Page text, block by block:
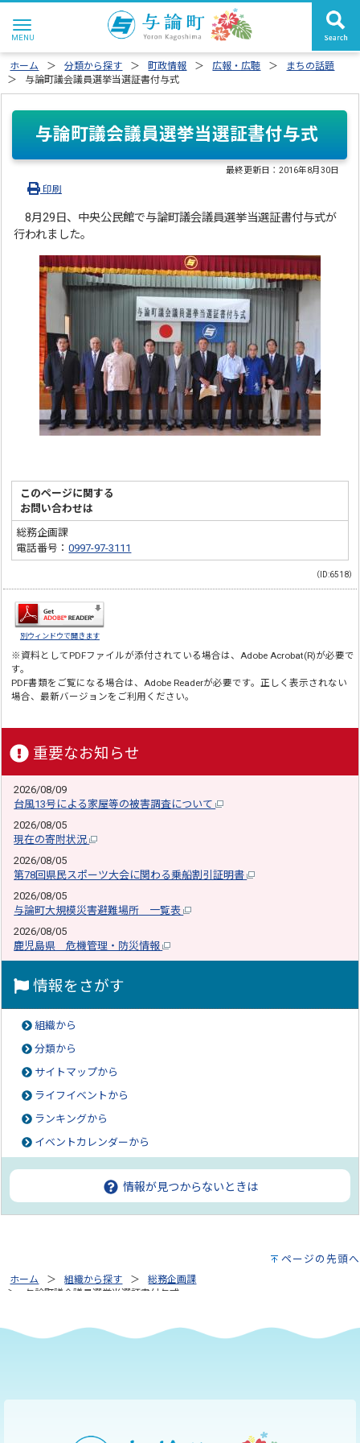
ホーム 分類から探す 町政情報 広報・広聴
まちの話題
与論町議会議員選挙当選証書付与式
与論町議会議員選挙当選証書付与式
最終更新日：2016年8月30日
印刷
8月29日、中央公民館で与論町議会議員選挙当選証書付与式が
行われました。
このページに関する
お問い合わせは
総務企画課
電話番号：0997-97-3111
（ID:6518）
別ウィンドウで開きます
※資料としてPDFファイルが添付されている場合は、Adobe Acrobat(R)が必要で
す。
PDF書類をご覧になる場合は、Adobe Readerが必要です。正しく表示されない
場合、最新バージョンをご利用ください。
重要なお知らせ
2026/08/09
台風13号による家屋等の被害調査について
2026/08/05
現在の寄附状況
2026/08/05
第78回県民スポーツ大会に関わる乗船割引証明書
2026/08/05
与論町大規模災害避難場所 一覧表
2026/08/05
鹿児島県 危機管理・防災情報
情報をさがす
組織から
分類から
サイトマップから
ライフイベントから
ランキングから
イベントカレンダーから
情報が見つからないときは
ページの先頭へ
ホーム 組織から探す
総務企画課
与論町議会議員選挙当選証書付与式